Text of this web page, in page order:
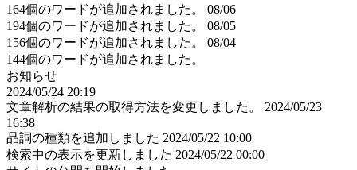
164個のワードが追加されました。
08/06
194個のワードが追加されました。
08/05
156個のワードが追加されました。
08/04
144個のワードが追加されました。
お知らせ
2024/05/24 20:19
文章解析の結果の取得方法を変更しました。
2024/05/23
16:38
品詞の種類を追加しました 2024/05/22 10:00
検索中の表示を更新しました 2024/05/22 00:00